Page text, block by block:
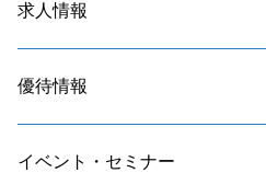
求人情報
優待情報
イベント・セミナー